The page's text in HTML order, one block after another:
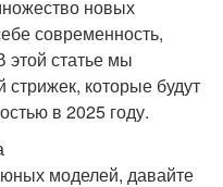
новых
современность,
этой статье мы
которые будут
в 2025 году.
моделей, давайте